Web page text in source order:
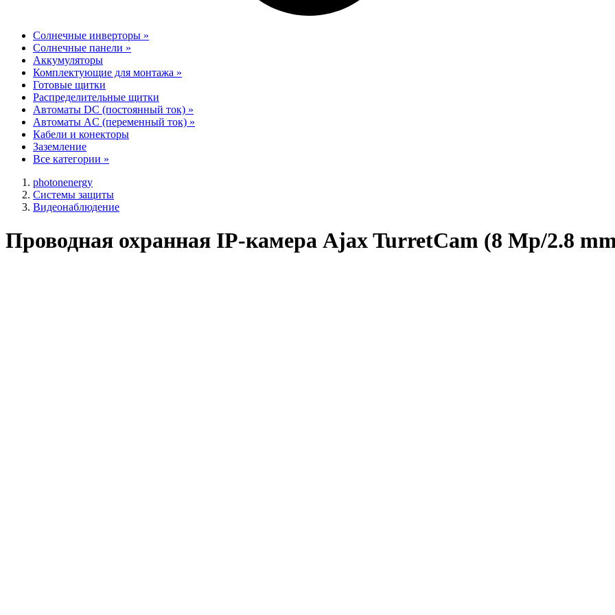
Солнечные инверторы »
Солнечные панели »
Аккумуляторы
Комплектующие для монтажа »
Готовые щитки
Распределительные щитки
Автоматы DC (постоянный ток) »
Автоматы AC (переменный ток) »
Кабели и конекторы
Заземление
Все категории »
photonenergy
Системы защиты
Видеонаблюдение
Проводная охранная IP-камера Ajax TurretCam (8 Mp/2.8